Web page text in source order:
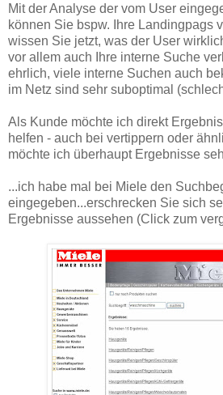
Mit der Analyse der vom User
können Sie bspw. Ihre Landingpags
wissen Sie jetzt, was der User
vor allem auch Ihre interne Suche
ehrlich, viele interne Suchen auch
im Netz sind sehr suboptimal
Als Kunde möchte ich direkt
helfen - auch bei vertippern oder
möchte ich überhaupt Ergebnisse
...ich habe mal bei Miele den
eingegeben...erschrecken Sie sich
Ergebnisse aussehen (Click zum